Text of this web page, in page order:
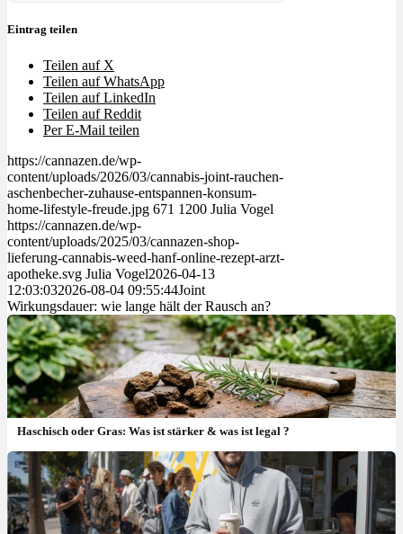
Eintrag teilen
Teilen auf X
Teilen auf WhatsApp
Teilen auf LinkedIn
Teilen auf Reddit
Per E-Mail teilen
https://cannazen.de/wp-
content/uploads/2026/03/cannabis-joint-rauchen-
aschenbecher-zuhause-entspannen-konsum-
home-lifestyle-freude.jpg 671 1200 Julia Vogel
https://cannazen.de/wp-
content/uploads/2025/03/cannazen-shop-
lieferung-cannabis-weed-hanf-online-rezept-arzt-
apotheke.svg Julia Vogel2026-04-13
12:03:032026-08-04 09:55:44Joint
Wirkungsdauer: wie lange hält der Rausch an?
Haschisch oder Gras: Was ist stärker & was ist legal ?